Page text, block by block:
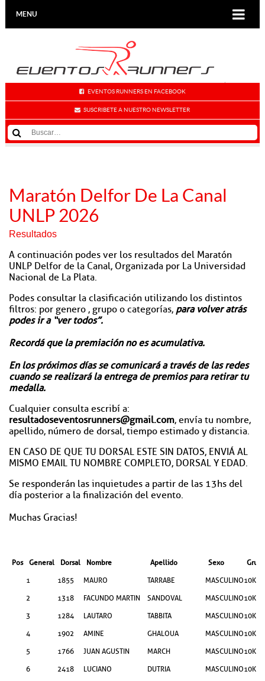
EVENTOS RUNNERS EN FACEBOOK
SUSCRIBETE A NUESTRO NEWSLETTER
MENU
Maratón Delfor De La Canal
UNLP 2026
Resultados
A continuación podes ver los resultados del Maratón
UNLP Delfor de la Canal, Organizada por La Universidad
Nacional de La Plata.
Podes consultar la clasificación utilizando los distintos
filtros: por genero , grupo o categorías, para volver atrás
podes ir a “ver todos”.
Recordá que la premiación no es acumulativa.
En los próximos días se comunicará a través de las redes
cuando se realizará la entrega de premios para retirar tu
medalla.
Cualquier consulta escribí a:
resultadoseventosrunners@gmail.com, envía tu nombre,
apellido, número de dorsal, tiempo estimado y distancia.
EN CASO DE QUE TU DORSAL ESTE SIN DATOS, ENVIÁ AL
MISMO EMAIL TU NOMBRE COMPLETO, DORSAL Y EDAD.
Se responderán las inquietudes a partir de las 13hs del
día posterior a la finalización del evento.
Muchas Gracias!
Pos General Dorsal Nombre Apellido Sexo
1
1855 MAURO TARRABE MASCULINO10KM
2
1318 FACUNDO MARTIN SANDOVAL MASCULINO10KM
3
1284 LAUTARO TABBITA MASCULINO10KM
4
1902 AMINE GHALOUA MASCULINO10KM
5
1766 JUAN AGUSTIN MARCH MASCULINO10KM
6
2418 LUCIANO DUTRIA MASCULINO10KM